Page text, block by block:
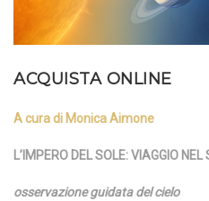
ACQUISTA ONLINE
A cura di Monica Aimone
L’IMPERO DEL SOLE: VIAGGIO
osservazione guidata del cielo